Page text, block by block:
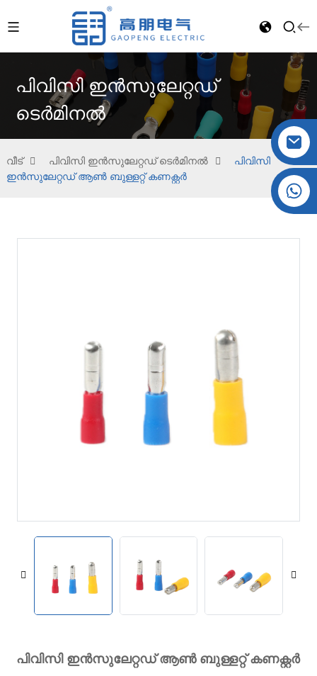
ക്രിസ്റ്റൽ: +86 19032081821
പിവിസി ഇൻസുലേറ്റഡ്
ടെർമിനൽ
വീട് പിവിസി ഇൻസുലേറ്റഡ് ടെർമിനൽ
പിവിസി
ഇൻസുലേറ്റഡ് ആൺ ബുള്ളറ്റ് കണക്റ്റർ
പിവിസി ഇൻസുലേറ്റഡ് ആൺ ബുള്ളറ്റ് കണക്റ്റർ